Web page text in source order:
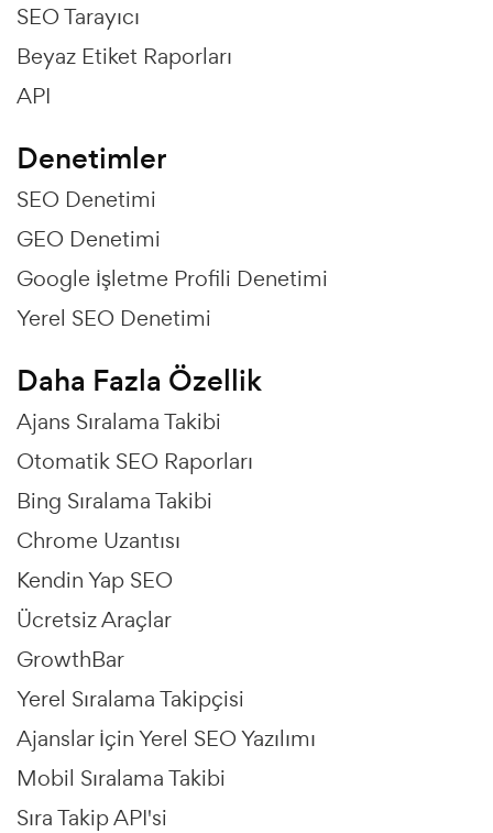
SEO Tarayıcı
Beyaz Etiket Raporları
API
Denetimler
SEO Denetimi
GEO Denetimi
Google İşletme Profili Denetimi
Yerel SEO Denetimi
Daha Fazla Özellik
Ajans Sıralama Takibi
Otomatik SEO Raporları
Bing Sıralama Takibi
Chrome Uzantısı
Kendin Yap SEO
Ücretsiz Araçlar
GrowthBar
Yerel Sıralama Takipçisi
Ajanslar İçin Yerel SEO Yazılımı
Mobil Sıralama Takibi
Sıra Takip API'si